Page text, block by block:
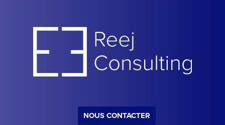
NOUS CONTACTER